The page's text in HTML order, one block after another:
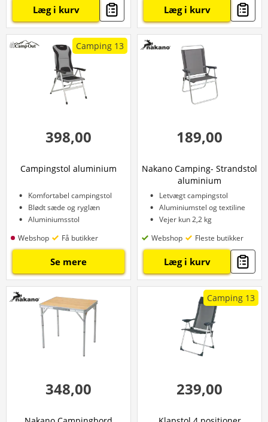
Læg i kurv Læg i kurv
Camping 13
398,00
Campingstol aluminium
Komfortabel campingstol
Blødt sæde og ryglæn
Aluminiumsstol
Webshop
Få butikker
Se mere
189,00
Nakano Camping- Strandstol
aluminium
Letvægt campingstol
Aluminiumstel og textiline
Vejer kun 2,2 kg
Webshop
Fleste butikker
Læg i kurv
348,00
Camping 13
239,00